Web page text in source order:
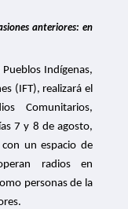
de
7
anteriores: en
Indígenas,
(IFT), realizará el
Comunitarios,
7 y 8 de agosto,
un espacio de
radios en
personas de la